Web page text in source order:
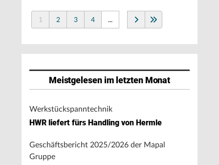
1 2 3 4 ...
Meistgelesen im letzten Monat
Werkstückspanntechnik
HWR liefert fürs Handling von Hermle
Geschäftsbericht 2025/2026 der Mapal
Gruppe